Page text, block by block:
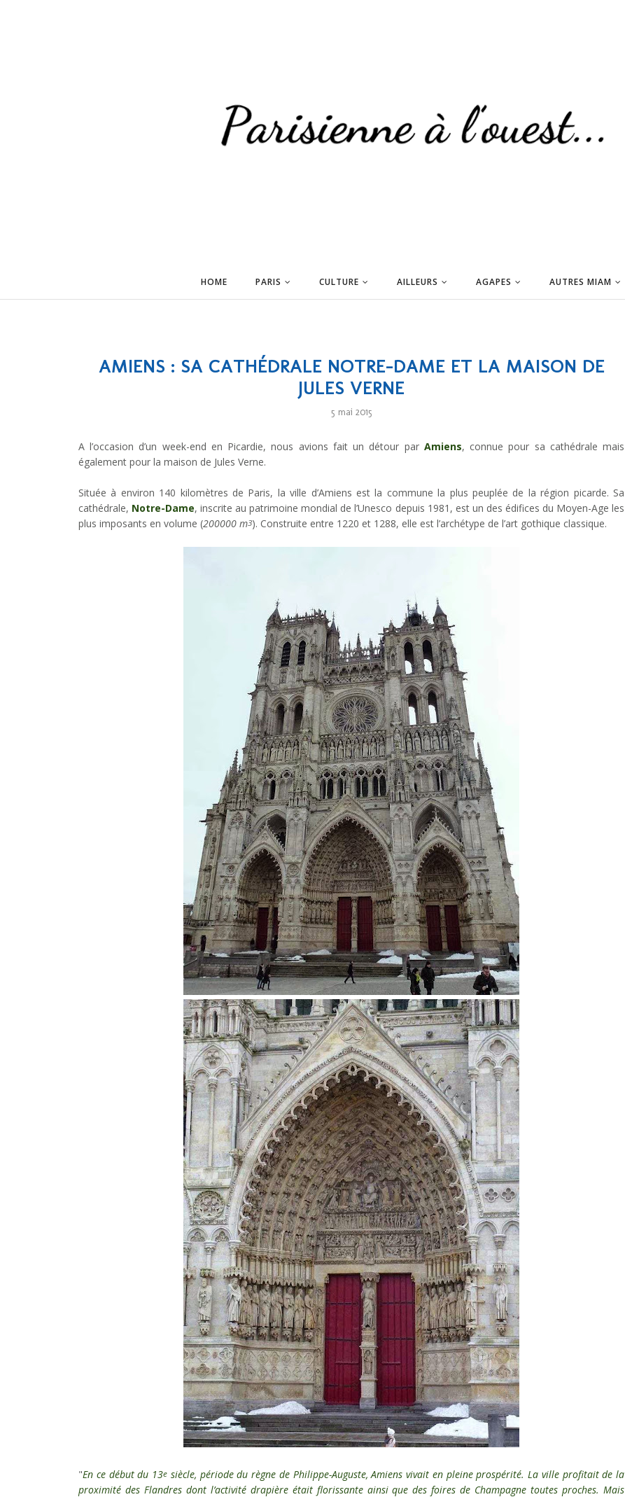
HOME PARIS CULTURE AILLEURS AGAPES AUTRES MIAM
AMIENS : SA CATHÉDRALE NOTRE-DAME ET LA MAISON DE
JULES VERNE
5 mai 2015
A l’occasion d’un week-end en Picardie, nous avions fait un détour par Amiens, connue pour sa cathédrale mais
également pour la maison de Jules Verne.
Située à environ 140 kilomètres de Paris, la ville d’Amiens est la commune la plus peuplée de la région picarde. Sa
cathédrale, Notre-Dame, inscrite au patrimoine mondial de l’Unesco depuis 1981, est un des édifices du Moyen-Age les
plus imposants en volume (200000 m3). Construite entre 1220 et 1288, elle est l’archétype de l’art gothique classique.
"En ce début du 13e siècle, période du règne de Philippe-Auguste, Amiens vivait en pleine prospérité. La ville profitait de la
proximité des Flandres dont l’activité drapière était florissante ainsi que des foires de Champagne toutes proches. Mais